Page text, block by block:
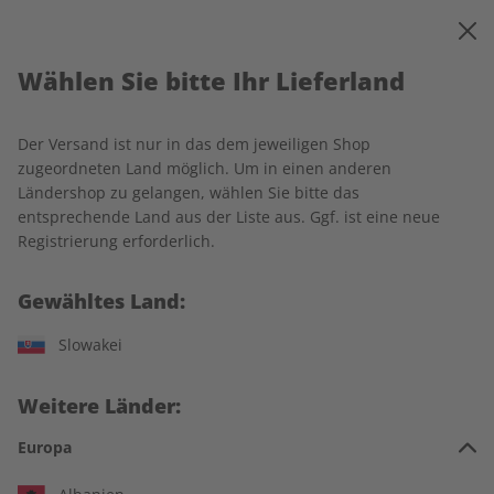
Startseite Rechtliches
Impressum
ZEIT SPRACHEN GmbH
81379 München
Telefon: +49 (0) 89/8 56 81-0
Umsatzsteueridentifikationsnummer: DE 265 973 410
Wählen Sie bitte Ihr Lieferland
Der Versand ist nur in das dem jeweiligen Shop
zugeordneten Land möglich. Um in einen anderen
Ländershop zu gelangen, wählen Sie bitte das
entsprechende Land aus der Liste aus. Ggf. ist eine neue
Registrierung erforderlich.
Gewähltes Land:
Slowakei
Weitere Länder:
Europa